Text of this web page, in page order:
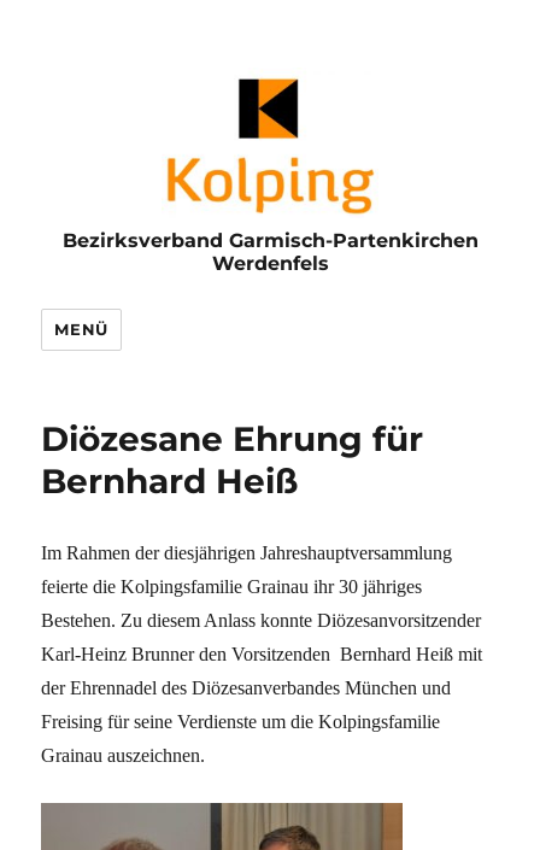
Bezirksverband Garmisch-Partenkirchen
Werdenfels
MENÜ
Diözesane Ehrung für
Bernhard Heiß
Im Rahmen der diesjährigen Jahreshauptversammlung
feierte die Kolpingsfamilie Grainau ihr 30 jähriges
Bestehen. Zu diesem Anlass konnte Diözesanvorsitzender
Karl-Heinz Brunner den Vorsitzenden Bernhard Heiß mit
der Ehrennadel des Diözesanverbandes München und
Freisingfür seine Verdienste um die Kolpingsfamilie
Grainauauszeichnen.